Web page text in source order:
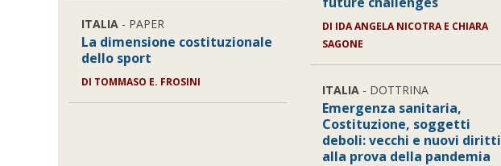
ITALIA - PAPER
La dimensione costituzionale
dello sport
DI TOMMASO E. FROSINI
DI IDA ANGELA NICOTRA E CHIARA
SAGONE
ITALIA - DOTTRINA
Emergenza sanitaria,
Costituzione, soggetti
deboli: vecchi e nuovi diritti
alla prova della pandemia